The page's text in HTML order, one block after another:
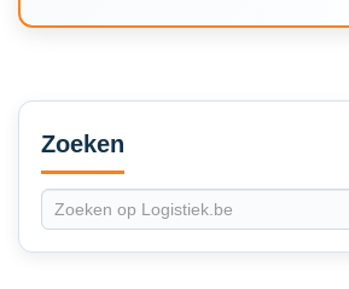
Secondary
Sidebar
Zoeken